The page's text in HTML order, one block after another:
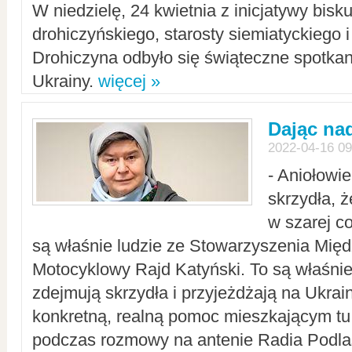
W niedzielę, 24 kwietnia z inicjatywy
drohiczyńskiego, starosty siemiatyckiego
Drohiczyna odbyło się świąteczne
Ukrainy. więcej »
Dając
2022-04-16
-
skrzydła,
w szarej
są właśnie ludzie ze Stowarzyszenia
Motocyklowy Rajd Katyński. To są
zdejmują skrzydła i przyjeżdżają na
konkretną, realną pomoc mieszkającym
podczas rozmowy na antenie Radia